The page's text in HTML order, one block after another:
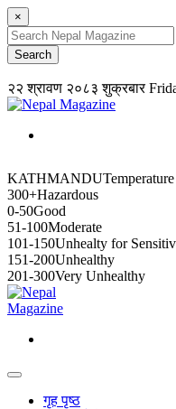
×
२२ श्रावण २०८३ शुक्रबार
KATHMANDUTemperature
300+Hazardous
0-50Good
51-100Moderate
101-150Unhealty for
151-200Unhealthy
201-300Very Unhealthy
गृह पृष्ठ